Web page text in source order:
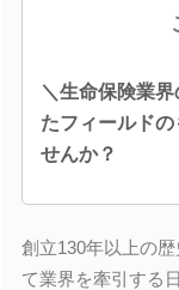
＼生命保険業
たフィールド
せんか？
創立130年以上の
て業界を牽引する